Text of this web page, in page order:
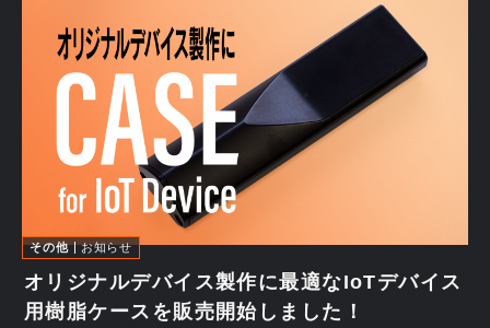
その他 お知らせ
オリジナルデバイス製作に最適なIoTデバイス
用樹脂ケースを販売開始しました！